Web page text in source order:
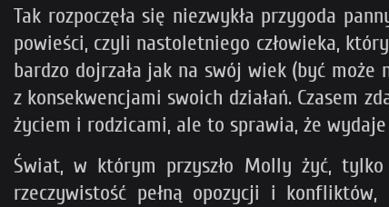
Tak rozpoczęła się niezwykła przygoda
powieści, czyli nastoletniego człowieka,
bardzo dojrzała jak na swój wiek (być może
z konsekwencjami swoich działań. Czasem
życiem i rodzicami, ale to sprawia, że
Świat, w którym przyszło Molly żyć,
rzeczywistość pełną opozycji i